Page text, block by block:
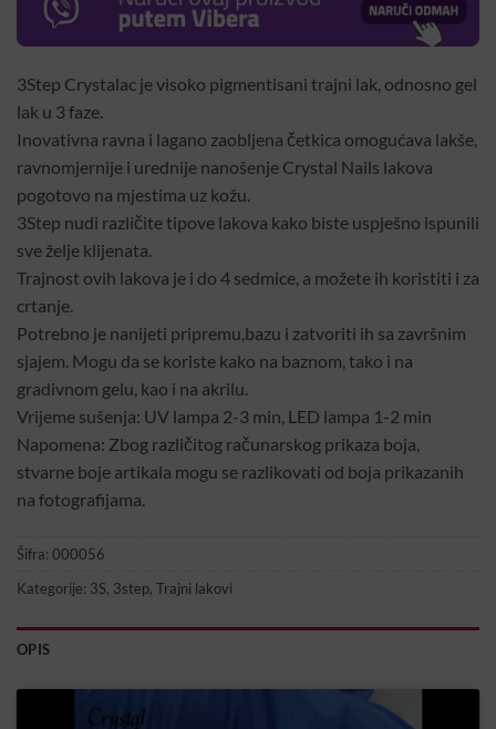
3Step Crystalac je visoko pigmentisani trajni lak, odnosno gel
lak u 3 faze.
Inovativna ravna i lagano zaobljena četkica omogućava lakše,
ravnomjernije i urednije nanošenje Crystal Nails lakova
pogotovo na mjestima uz kožu.
3Step nudi različite tipove lakova kako biste uspješno ispunili
sve želje klijenata.
Trajnost ovih lakova je i do 4 sedmice, a možete ih koristiti i za
crtanje.
Potrebno je nanijeti pripremu,bazu i zatvoriti ih sa završnim
sjajem. Mogu da se koriste kako na baznom, tako i na
gradivnom gelu, kao i na akrilu.
Vrijeme sušenja: UV lampa 2-3 min, LED lampa 1-2 min
Napomena: Zbog različitog računarskog prikaza boja,
stvarne boje artikala mogu se razlikovati od boja prikazanih
na fotografijama.
Šifra: 000056
Kategorije: 3S, 3step, Trajni lakovi
OPIS